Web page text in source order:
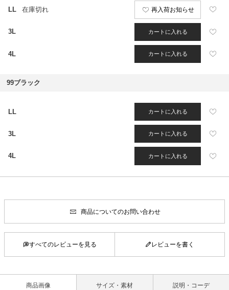
LL 在庫切れ 再入荷お知らせ
3L カートに入れる
4L カートに入れる
99ブラック
LL カートに入れる
3L カートに入れる
4L カートに入れる
商品についてのお問い合わせ
すべてのレビューを見る レビューを書く
商品画像 サイズ・素材 説明・コーデ